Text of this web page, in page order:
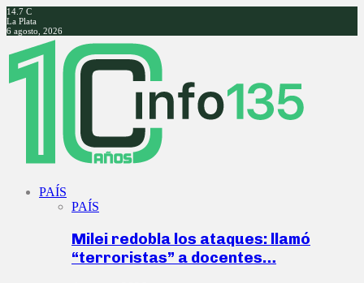
14.7 C
La Plata
6 agosto, 2026
Facebook
Twitter
Instagram
Youtube
PAÍS
PAÍS
Milei redobla los ataques: llamó
“terroristas” a docentes…